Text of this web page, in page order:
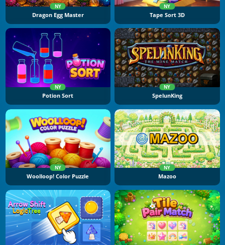
NY
Dragon Egg Master
NY
Tape Sort 3D
NY
Potion Sort
NY
SpelunKing
NY
Woolloop! Color Puzzle
NY
Mazoo